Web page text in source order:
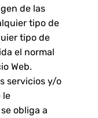
de las
tipo de
tipo de
el normal
Web.
servicios y/o
le
obliga a